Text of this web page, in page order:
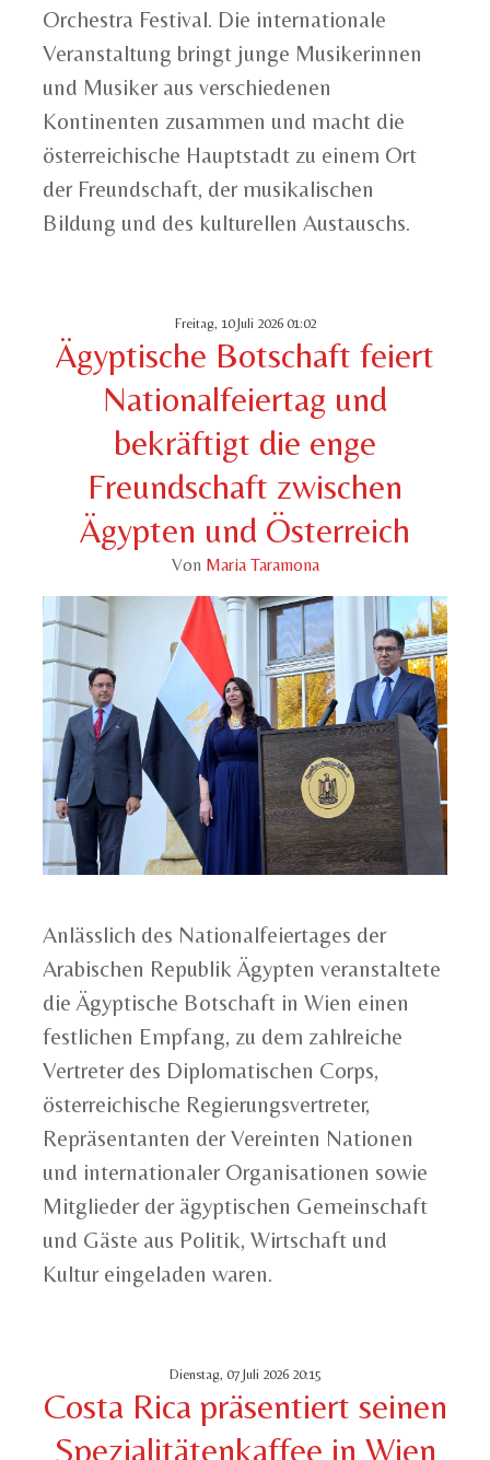
Orchestra Festival. Die internationale
Veranstaltung bringt junge Musikerinnen
und Musiker aus verschiedenen
Kontinenten zusammen und macht die
österreichische Hauptstadt zu einem Ort
der Freundschaft, der musikalischen
Bildung und des kulturellen Austauschs.
Freitag, 10 Juli 2026 01:02
Ägyptische Botschaft feiert
Nationalfeiertag und
bekräftigt die enge
Freundschaft zwischen
Ägypten und Österreich
Von Maria Taramona
Anlässlich des Nationalfeiertages der
Arabischen Republik Ägypten veranstaltete
die Ägyptische Botschaft in Wien einen
festlichen Empfang, zu dem zahlreiche
Vertreter des Diplomatischen Corps,
österreichische Regierungsvertreter,
Repräsentanten der Vereinten Nationen
und internationaler Organisationen sowie
Mitglieder der ägyptischen Gemeinschaft
und Gäste aus Politik, Wirtschaft und
Kultur eingeladen waren.
Dienstag, 07 Juli 2026 20:15
Costa Rica präsentiert seinen
Spezialitätenkaffee in Wien